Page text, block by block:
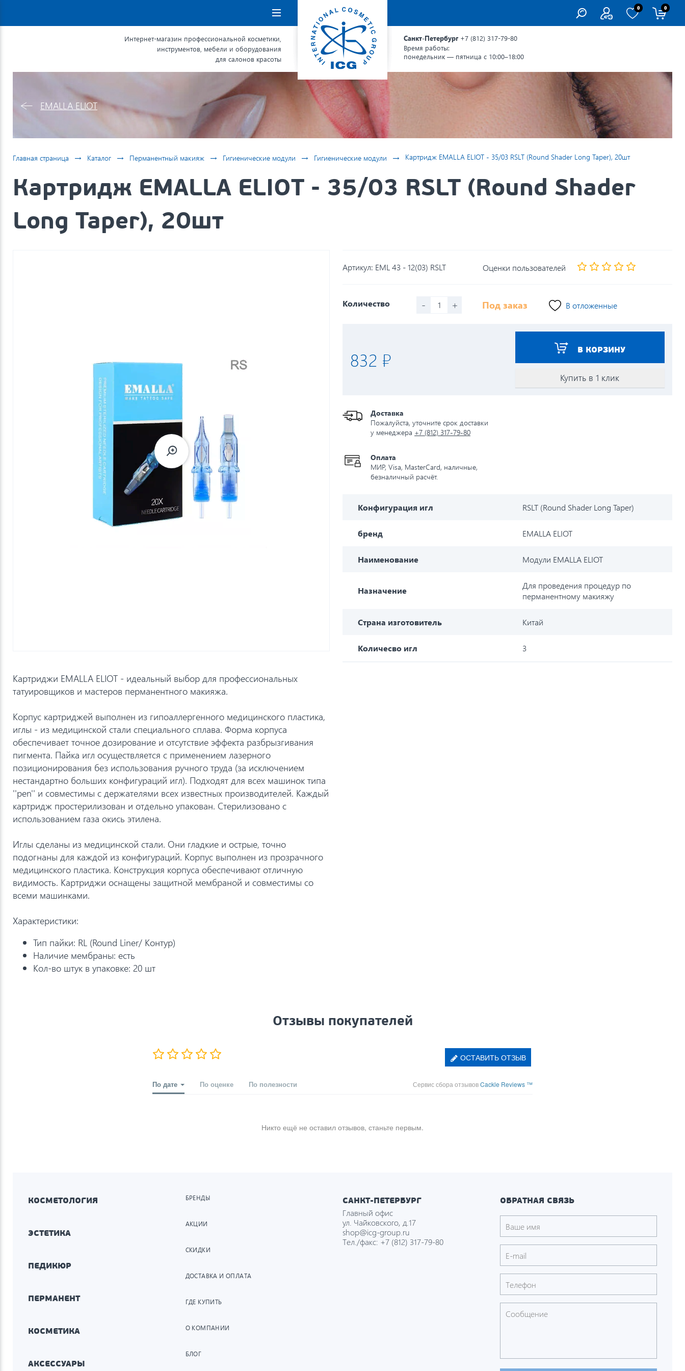
Навигация
0 0
Интернет-магазин профессиональной косметики,
инструментов, мебели и оборудования
для салонов красоты
Санкт-Петербург +7 (812) 317-79-80
Время работы:
понедельник — пятница с 10:00–18:00
EMALLA ELIOT
Главная страница → Каталог → Перманентный макияж → Гигиенические модули → Гигиенические модули → Картридж EMALLA ELIOT - 35/03 RSLT (Round Shader Long Taper), 20шт
Картридж EMALLA ELIOT - 35/03 RSLT (Round Shader
Long Taper), 20шт
Картриджи EMALLA ELIOT - идеальный выбор для профессиональных
татуировщиков и мастеров перманентного макияжа.
Корпус картриджей выполнен из гипоаллергенного медицинского пластика,
иглы - из медицинской стали специального сплава. Форма корпуса
обеспечивает точное дозирование и отсутствие эффекта разбрызгивания
пигмента. Пайка игл осуществляется с применением лазерного
позиционирования без использования ручного труда (за исключением
нестандартно больших конфигураций игл). Подходят для всех машинок типа
''pen'' и совместимы с держателями всех известных производителей. Каждый
картридж простерилизован и отдельно упакован. Стерилизовано с
использованием газа окись этилена.
Иглы сделаны из медицинской стали. Они гладкие и острые, точно
подогнаны для каждой из конфигураций. Корпус выполнен из прозрачного
медицинского пластика. Конструкция корпуса обеспечивают отличную
видимость. Картриджи оснащены защитной мембраной и совместимы со
всеми машинками.
Характеристики:
Тип пайки: RL (Round Liner/ Контур)
Наличие мембраны: есть
Кол-во штук в упаковке: 20 шт
Артикул: EML 43 - 12(03) RSLT Оценки пользователей
Количество - + Под заказ В отложенные
832 ₽ В КОРЗИНУ
Купить в 1 клик
Доставка
Пожалуйста, уточните срок доставки
у менеджера +7 (812) 317-79-80
Оплата
МИР, Visa, MasterCard, наличные,
безналичный расчёт.
Конфигурация игл RSLT (Round Shader Long Taper)
бренд EMALLA ELIOT
Наименование Модули EMALLA ELIOT
Назначение
Для проведения процедур по
перманентному макияжу
Страна изготовитель Китай
Количесво игл 3
Отзывы покупателей
ОСТАВИТЬ ОТЗЫВ
По дате По оценке По полезности Сервис сбора отзывовCackle Reviews ™
Никто ещё не оставил отзывов, станьте первым.
КОСМЕТОЛОГИЯ
ЭСТЕТИКА
ПЕДИКЮР
ПЕРМАНЕНТ
КОСМЕТИКА
АКСЕССУАРЫ
БРЕНДЫ
АКЦИИ
СКИДКИ
ДОСТАВКА И ОПЛАТА
ГДЕ КУПИТЬ
О КОМПАНИИ
БЛОГ
САНКТ-ПЕТЕРБУРГ
Главный офис
ул. Чайковского, д.17
shop@icg-group.ru
Тел./факс: +7 (812) 317-79-80
ОБРАТНАЯ СВЯЗЬ